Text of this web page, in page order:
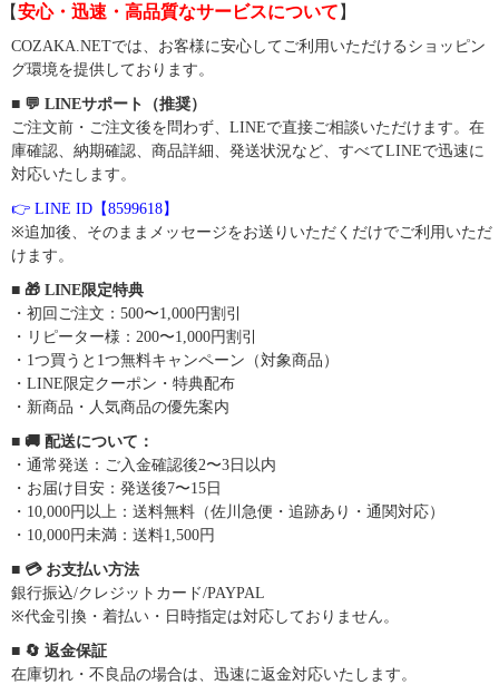
【安心・迅速・高品質なサービスについて 】
COZAKA.NETでは、お客様に安心してご利用いただけるショッピン
グ環境を提供しております。
■ 💬 LINEサポート（推奨）
ご注文前・ご注文後を問わず、LINEで直接ご相談いただけます。在
庫確認、納期確認、商品詳細、発送状況など、すべてLINEで迅速に
対応いたします。
👉 LINE ID【8599618】
※追加後、そのままメッセージをお送りいただくだけでご利用いただ
けます。
■ 🎁 LINE限定特典
・初回ご注文：500〜1,000円割引
・リピーター様：200〜1,000円割引
・1つ買うと1つ無料キャンペーン（対象商品）
・LINE限定クーポン・特典配布
・新商品・人気商品の優先案内
■ 🚚 配送について：
・通常発送：ご入金確認後2〜3日以内
・お届け目安：発送後7〜15日
・10,000円以上：送料無料（佐川急便・追跡あり・通関対応）
・10,000円未満：送料1,500円
■ 💳 お支払い方法
銀行振込/クレジットカード/PAYPAL
※代金引換・着払い・日時指定は対応しておりません。
■ 🔄 返金保証
在庫切れ・不良品の場合は、迅速に返金対応いたします。